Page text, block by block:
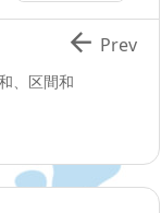
、区間和
 Prev